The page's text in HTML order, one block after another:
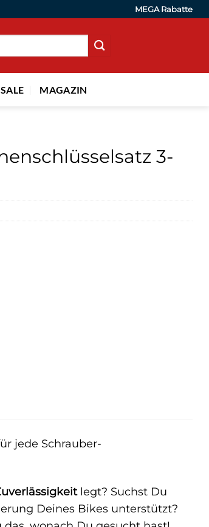
MEGA Rabatte
SALE MAGAZIN
3-
jede Schrauber-
legt? Suchst Du
Deines Bikes unterstützt?